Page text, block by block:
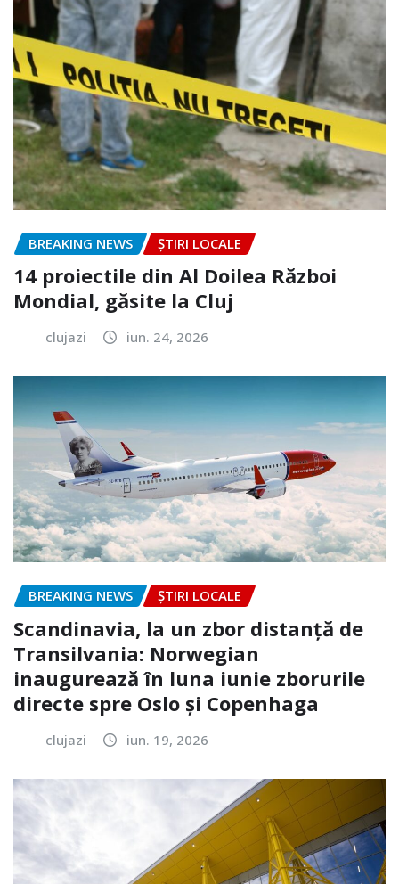
BREAKING NEWS ȘTIRI LOCALE
14 proiectile din Al Doilea Război
Mondial, găsite la Cluj
clujazi iun. 24, 2026
BREAKING NEWS ȘTIRI LOCALE
Scandinavia, la un zbor distanță de
Transilvania: Norwegian
inaugurează în luna iunie zborurile
directe spre Oslo și Copenhaga
clujazi iun. 19, 2026